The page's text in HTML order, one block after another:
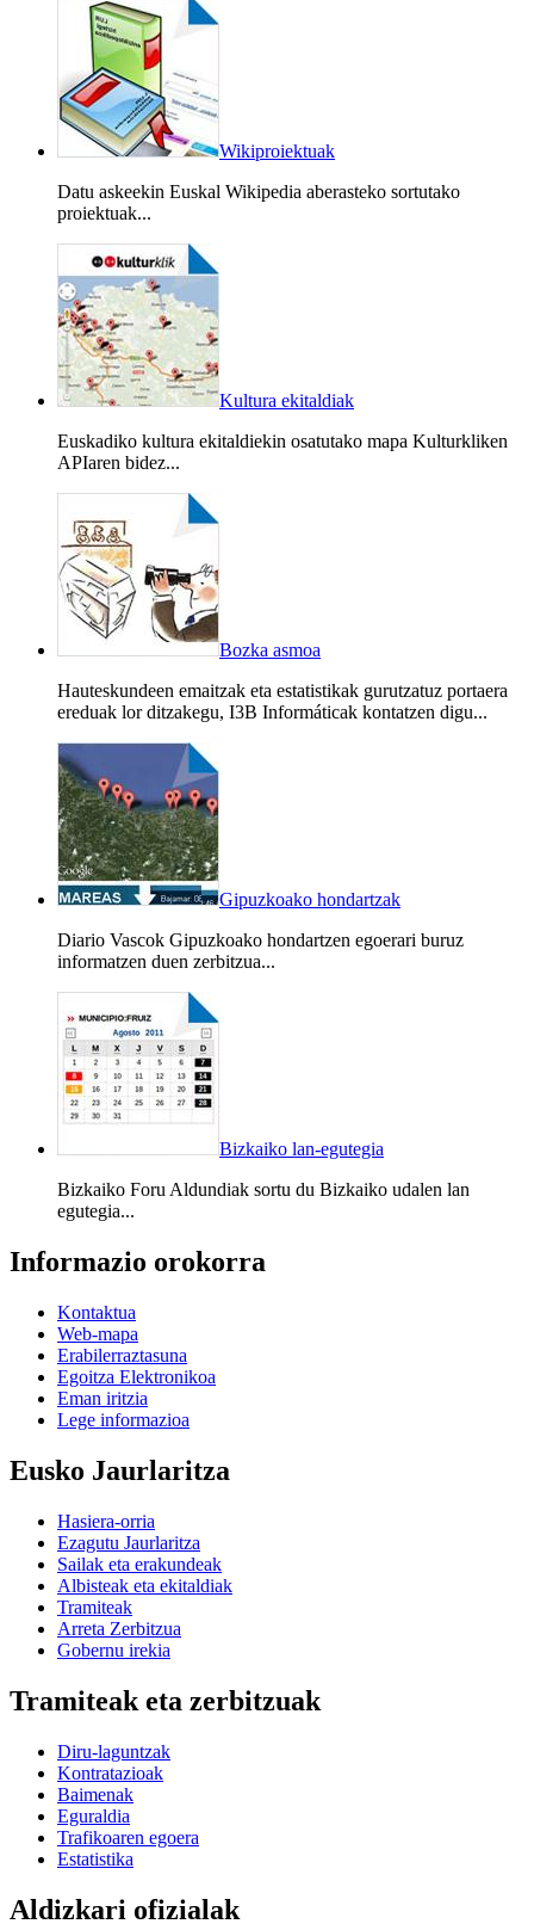
Wikiproiektuak
Datu askeekin Euskal Wikipedia aberasteko sortutako
proiektuak...
Kultura ekitaldiak
Euskadiko kultura ekitaldiekin osatutako mapa Kulturkliken
APIaren bidez...
Bozka asmoa
Hauteskundeen emaitzak eta estatistikak gurutzatuz portaera
ereduak lor ditzakegu, I3B Informáticak kontatzen digu...
Gipuzkoako hondartzak
Diario Vascok Gipuzkoako hondartzen egoerari buruz
informatzen duen zerbitzua...
Bizkaiko lan-egutegia
Bizkaiko Foru Aldundiak sortu du Bizkaiko udalen lan
egutegia...
Informazio orokorra
Kontaktua
Web-mapa
Erabilerraztasuna
Egoitza Elektronikoa
Eman iritzia
Lege informazioa
Eusko Jaurlaritza
Hasiera-orria
Ezagutu Jaurlaritza
Sailak eta erakundeak
Albisteak eta ekitaldiak
Tramiteak
Arreta Zerbitzua
Gobernu irekia
Tramiteak eta zerbitzuak
Diru-laguntzak
Kontratazioak
Baimenak
Eguraldia
Trafikoaren egoera
Estatistika
Aldizkari ofizialak